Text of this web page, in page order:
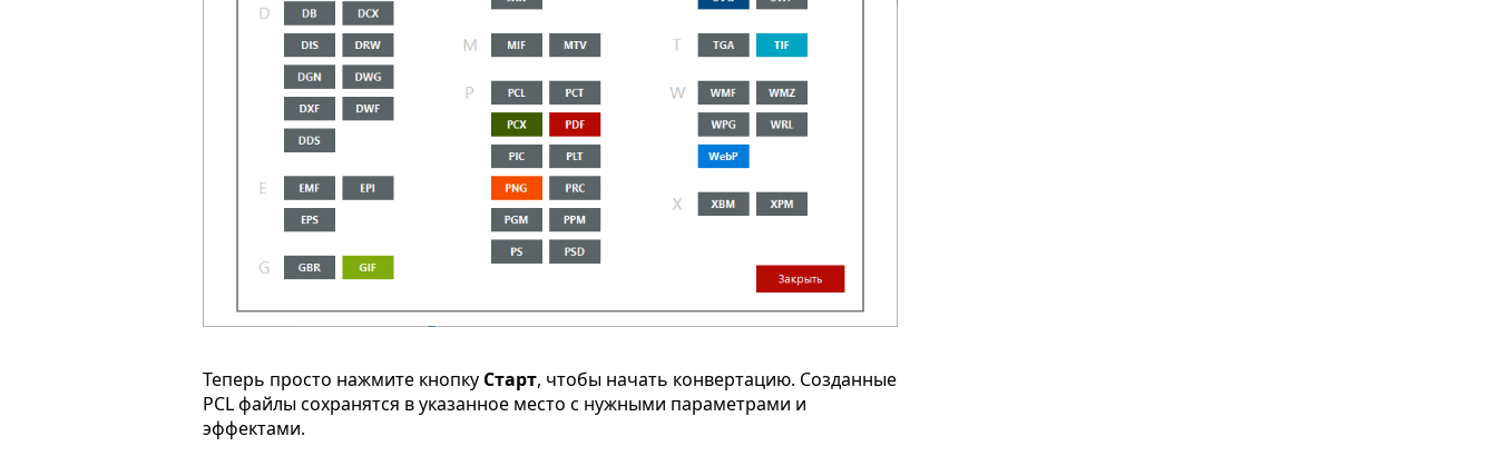
Теперь просто нажмите кнопку Старт, чтобы начать конвертацию. Созданные
PCL файлы сохранятся в указанное место с нужными параметрами и
эффектами.